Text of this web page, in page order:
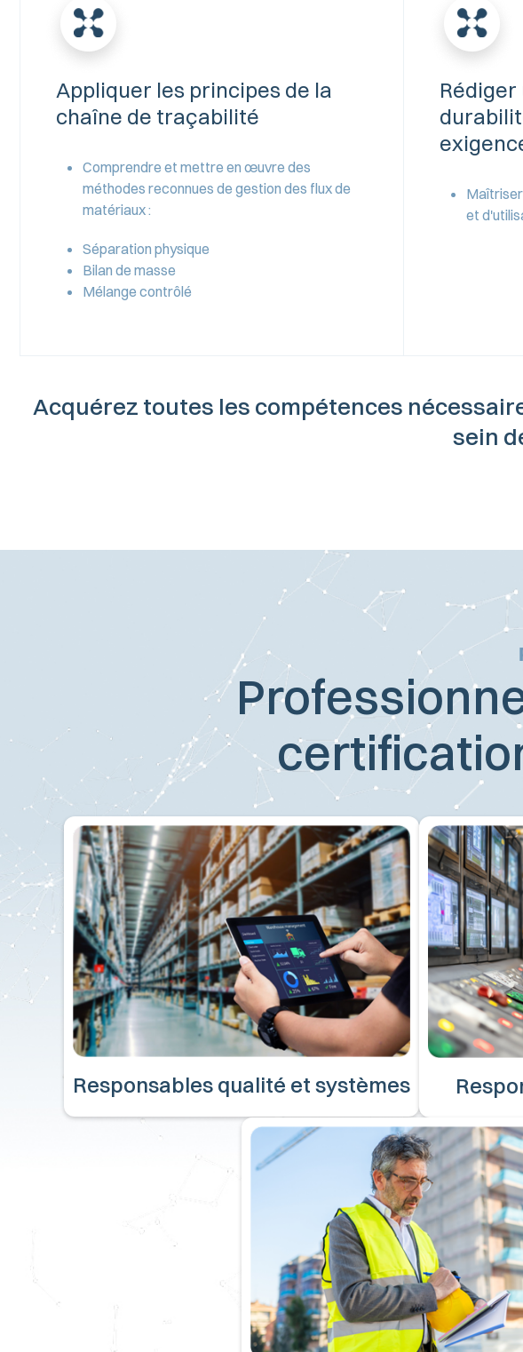
Appliquer les principes de la
chaîne de traçabilité
Comprendre et mettre en œuvre des
méthodes reconnues de gestion des flux de
matériaux :
Séparation physique
Bilan de masse
Mélange contrôlé
et
Acquérez toutes les compétences
sein
Responsables qualité et systèmes